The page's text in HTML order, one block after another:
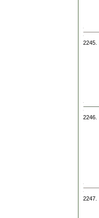
2245.
2246.
2247.